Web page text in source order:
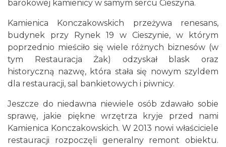
barokowej kamienicy w samym sercu Cieszyna.
Kamienica Konczakowskich przeżywa renesans,
budynek przy Rynek 19 w Cieszynie, w którym
poprzednio mieściło się wiele różnych biznesów (w
tym Restauracja Żak) odzyskał blask oraz
historyczną nazwę, która stała się nowym szyldem
dla restauracji, sal bankietowych i piwnicy.
Jeszcze do niedawna niewiele osób zdawało sobie
sprawę, jakie piękne wrzętrza kryje przed nami
Kamienica Konczakowskich. W 2013 nowi właściciele
restauracji rozpoczęli generalny remont obiektu.